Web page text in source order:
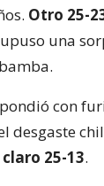
Otro 25-
una
con
desgaste
25-13.